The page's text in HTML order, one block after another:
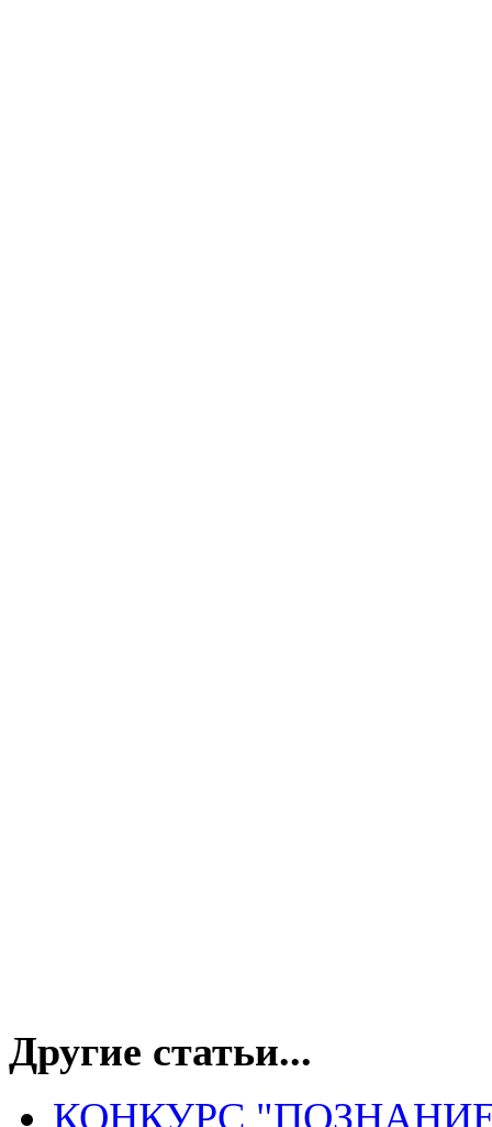
Другие статьи...
КОНКУРС